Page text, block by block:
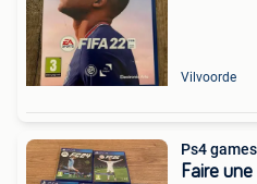
Vilvoorde
Ps4 games
Faire